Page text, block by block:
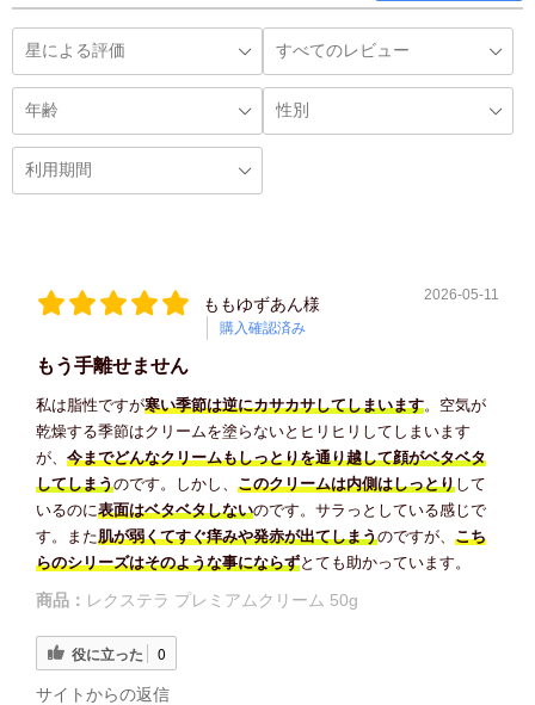
ももゆずあん様
購入確認済み
2026-05-11
もう手離せません
私は脂性ですが寒い季節は逆にカサカサしてしまいます。空気が
乾燥する季節はクリームを塗らないとヒリヒリしてしまいます
が、 今までどんなクリームもしっとりを通り越して顔がベタベタ
してしまうのです。しかし、 このクリームは内側はしっとりして
いるのに表面はベタベタしないのです。サラっとしている感じで
す。また肌が弱くてすぐ痒みや発赤が出てしまうのですが、 こち
らのシリーズはそのような事にならずとても助かっています。
商品： レクステラ プレミアムクリーム 50g
役に立った 0
サイトからの返信